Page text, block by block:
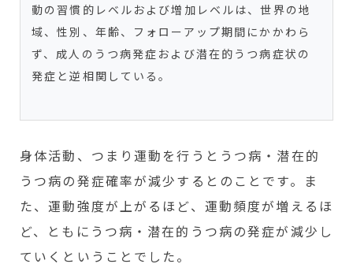
動の習慣的レベルおよび増加レベルは、世界の地
域、性別、年齢、フォローアップ期間にかかわら
ず、成人のうつ病発症および潜在的うつ病症状の
発症と逆相関している。
身体活動、つまり運動を行うとうつ病・潜在的
うつ病の発症確率が減少するとのことです。ま
た、運動強度が上がるほど、運動頻度が増えるほ
ど、ともにうつ病・潜在的うつ病の発症が減少し
ていくということでした。